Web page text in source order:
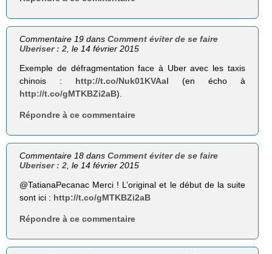
Commentaire 19 dansComment éviter de se faire
Uberiser : 2 , le 14 février 2015
Exemple de défragmentation face à Uber avec les taxis
chinois : http://t.co/Nuk01KVAal (en écho à
http://t.co/gMTKBZi2aB).
Répondre à ce commentaire
Commentaire 18 dansComment éviter de se faire
Uberiser : 2, le 14 février 2015
@TatianaPecanac Merci ! L’original et le début de la suite
sont ici : http://t.co/gMTKBZi2aB
Répondre à ce commentaire